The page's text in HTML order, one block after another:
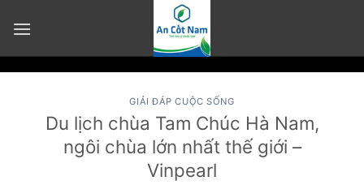
GIẢI ĐÁP CUỘC SỐNG
Du lịch chùa Tam Chúc Hà Nam,
ngôi chùa lớn nhất thế giới –
Vinpearl